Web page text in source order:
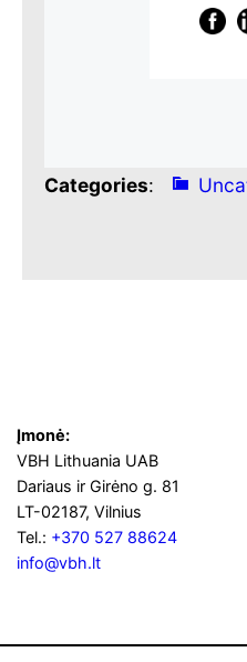
Categories:
Įmonė:
VBH Lithuania UAB
Dariaus ir Girėno g. 81
LT-02187, Vilnius
Tel.: +370 527 88624
info@vbh.lt